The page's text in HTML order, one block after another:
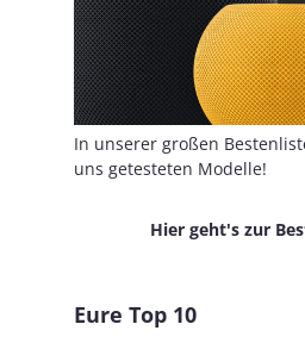
In unserer großen
uns getesteten Modelle!
Hier geht's zur
Eure Top 10